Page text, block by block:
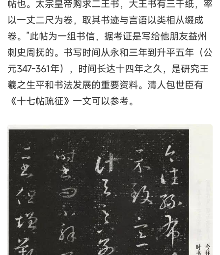
帖也。太宗皇帝购求二王书，大王书有三千纸，率
以一丈二尺为卷，取其书迹与言语以类相从缀成
卷。”此帖为一组书信，据考证是写给他朋友益州
刺史周抚的。书写时间从永和三年到升平五年（公
元347-361年），时间长达十四年之久，是研究王
羲之生平和书法发展的重要资料。清人包世臣有
《十七帖疏征》一文可以参考。